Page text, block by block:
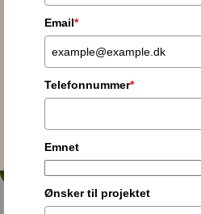
Email*
Telefonnummer*
Emnet
Ønsker til projektet